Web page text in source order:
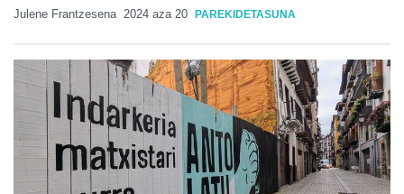
Julene Frantzesena 2024 aza 20 PAREKIDETASUNA